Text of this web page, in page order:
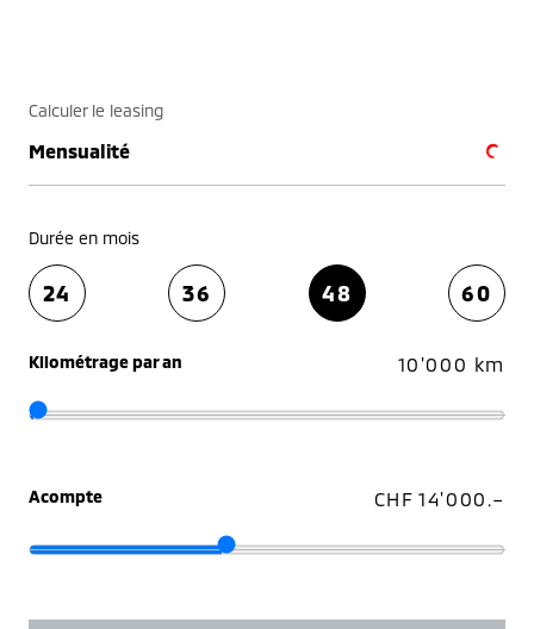
Calculer le leasing
Mensualité
Durée en mois
24 36 48 60
Kilométrage par an 10'000 km
Acompte CHF 14'000.–